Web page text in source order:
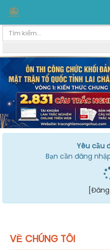
Yêu cầu
Bạn cần đăng
VỀ CHÚNG TÔI